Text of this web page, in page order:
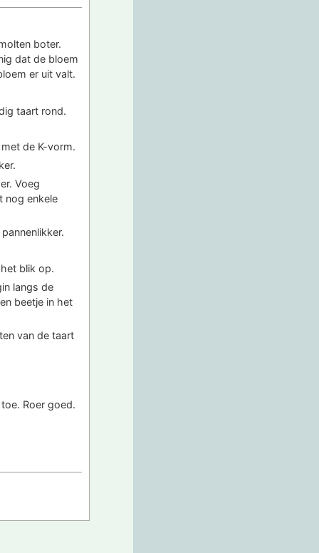
boter.
dat de bloem
er uit valt.
taart rond.
de K-vorm.
Voeg
nog enkele
blik op.
langs de
beetje in het
van de taart
Roer goed.